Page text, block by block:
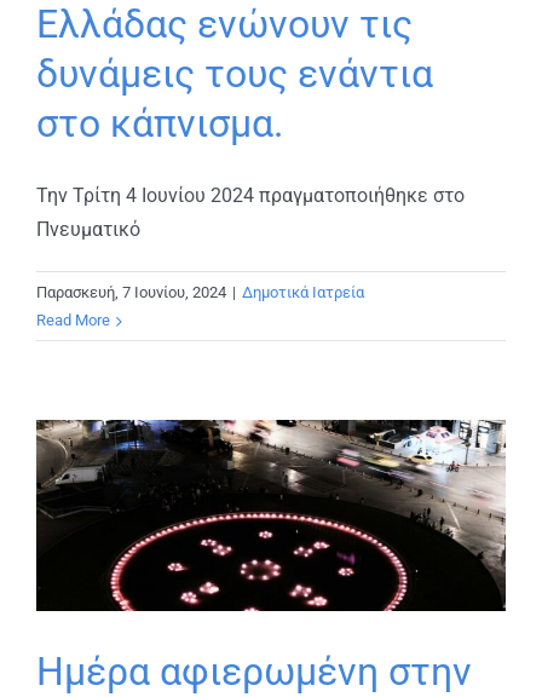
Ελλάδας ενώνουν τις
δυνάμεις τους ενάντια
στο κάπνισμα.
Την Τρίτη 4 Ιουνίου 2024 πραγματοποιήθηκε στο
Πνευματικό
Παρασκευή, 7 Ιουνίου, 2024 | Δημοτικά Ιατρεία
Read More
Ημέρα αφιερωμένη στην